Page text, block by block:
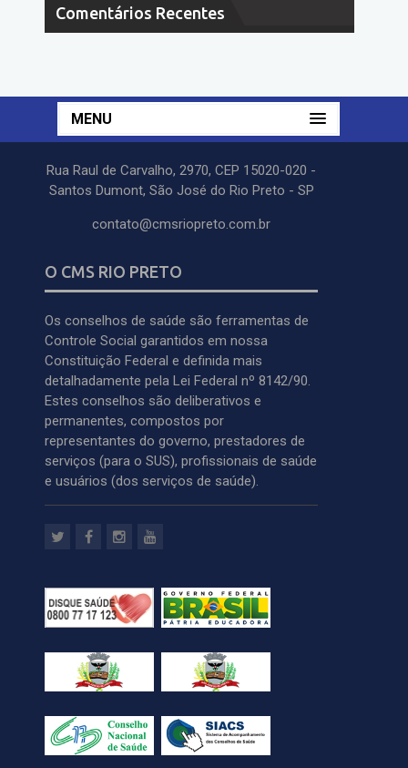
Comentários Recentes
MENU
Rua Raul de Carvalho, 2970, CEP 15020-020 -
Santos Dumont, São José do Rio Preto - SP
contato@cmsriopreto.com.br
O CMS RIO PRETO
Os conselhos de saúde são ferramentas de
Controle Social garantidos em nossa
Constituição Federal e definida mais
detalhadamente pela Lei Federal nº 8142/90.
Estes conselhos são deliberativos e
permanentes, compostos por
representantes do governo, prestadores de
serviços (para o SUS), profissionais de saúde
e usuários (dos serviços de saúde).